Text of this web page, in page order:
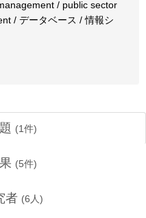
/ public sector
/ データベース / 情報シ
(1件)
(5件)
者 (6 人)